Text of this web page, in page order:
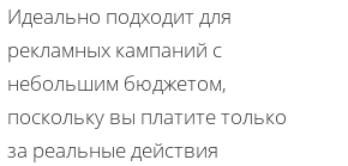
Идеально подходит для
рекламных кампаний с
небольшим бюджетом,
поскольку вы платите только
за реальные действия